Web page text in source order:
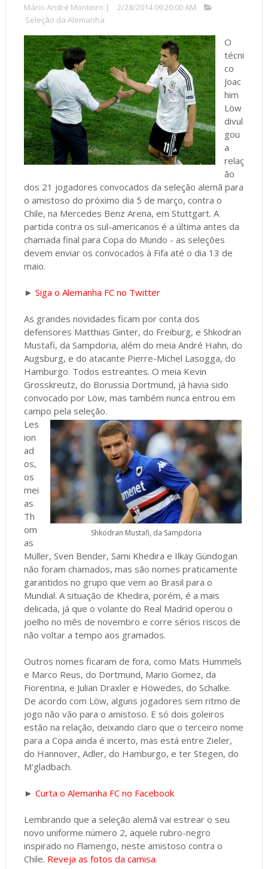
Mário André Monteiro |
2/28/2014 09:20:00 AM
Seleção da Alemanha
O
técni
co
Joac
him
Löw
divul
gou
a
relaç
ão
dos 21 jogadores convocados da seleção alemã para
o amistoso do próximo dia 5 de março, contra o
Chile, na Mercedes Benz Arena, em Stuttgart. A
partida contra os sul-americanos é a última antes da
chamada final para Copa do Mundo - as seleções
devem enviar os convocados à Fifa até o dia 13 de
maio.
► Siga o Alemanha FC no Twitter
As grandes novidades ficam por conta dos
defensores Matthias Ginter, do Freiburg, e Shkodran
Mustafi, da Sampdoria, além do meia André Hahn, do
Augsburg, e do atacante Pierre-Michel Lasogga, do
Hamburgo. Todos estreantes. O meia Kevin
Grosskreutz, do Borussia Dortmund, já havia sido
convocado por Löw, mas também nunca entrou em
campo pela seleção.
Shkodran Mustafi, da Sampdoria
Les
ion
ad
os,
os
mei
as
Th
om
as
Müller, Sven Bender, Sami Khedira e Ilkay Gündogan
não foram chamados, mas são nomes praticamente
garantidos no grupo que vem ao Brasil para o
Mundial. A situação de Khedira, porém, é a mais
delicada, já que o volante do Real Madrid operou o
joelho no mês de novembro e corre sérios riscos de
não voltar a tempo aos gramados.
Outros nomes ficaram de fora, como Mats Hummels
e Marco Reus, do Dortmund, Mario Gomez, da
Fiorentina, e Julian Draxler e Höwedes, do Schalke.
De acordo com Löw, alguns jogadores sem ritmo de
jogo não vão para o amistoso. E só dois goleiros
estão na relação, deixando claro que o terceiro nome
para a Copa ainda é incerto, mas está entre Zieler,
do Hannover, Adler, do Hamburgo, e ter Stegen, do
M'gladbach.
► Curta o Alemanha FC no Facebook
Lembrando que a seleção alemã vai estrear o seu
novo uniforme número 2, aquele rubro-negro
inspirado no Flamengo, neste amistoso contra o
Chile. Reveja as fotos da camisa.